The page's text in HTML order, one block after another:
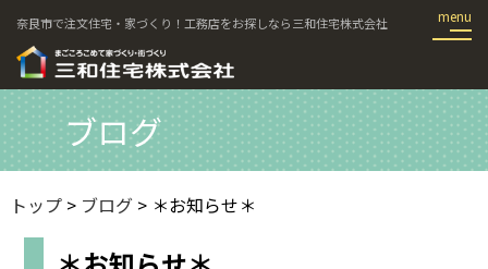
奈良市で注文住宅・家づくり！工務店をお探しなら三和住宅株式会社
ブログ
トップ> ブログ> ＊お知らせ＊